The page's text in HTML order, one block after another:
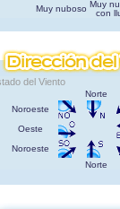
Muy nuboso Muy
con
del Viento
Norte
Noroeste
Oeste
Noroeste
Norte